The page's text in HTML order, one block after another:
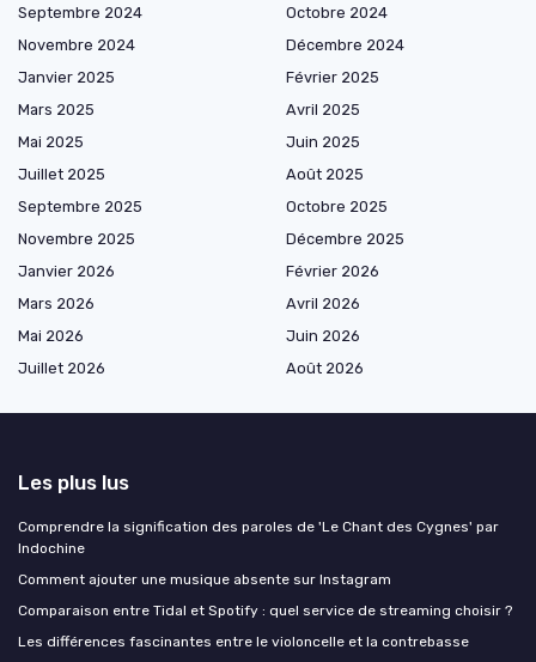
Septembre 2024
Octobre 2024
Novembre 2024
Décembre 2024
Janvier 2025
Février 2025
Mars 2025
Avril 2025
Mai 2025
Juin 2025
Juillet 2025
Août 2025
Septembre 2025
Octobre 2025
Novembre 2025
Décembre 2025
Janvier 2026
Février 2026
Mars 2026
Avril 2026
Mai 2026
Juin 2026
Juillet 2026
Août 2026
Les plus lus
Comprendre la signification des paroles de 'Le Chant des Cygnes' par
Indochine
Comment ajouter une musique absente sur Instagram
Comparaison entre Tidal et Spotify : quel service de streaming choisir ?
Les différences fascinantes entre le violoncelle et la contrebasse